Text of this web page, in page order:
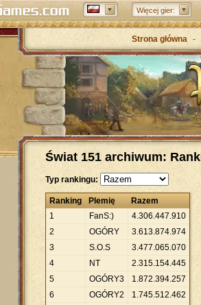
Więcej gier:
Strona główna -
Świat 151 archiwum:
Typ rankingu:
Ranking Plemię
Razem
1
FanS:) 4.306.447.910
2
OGÓRY 3.613.874.974
3
S.O.S 3.477.065.070
4
NT 2.315.154.445
5
OGÓRY3 1.872.394.257
6
OGÓRY2 1.745.512.462